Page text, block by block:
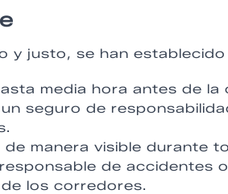
y justo, se han
media hora antes de la
seguro de
manera visible durante
de accidentes
los corredores.